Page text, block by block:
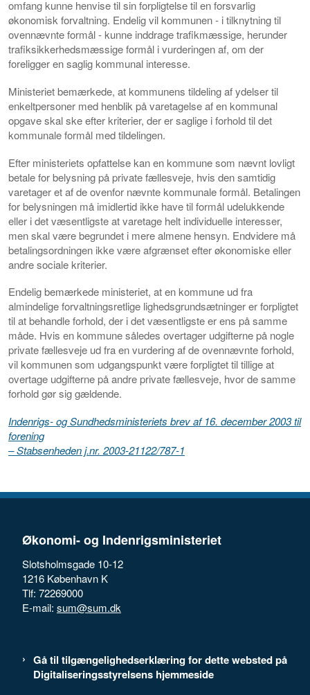
omfang kunne henvise til sin forpligtelse til en forsvarlig
økonomisk forvaltning. Endelig vil kommunen - i tilknytning til
ovennævnte formål - kunne inddrage trafikmæssige, herunder
trafiksikkerhedsmæssige formål i vurderingen af, om der
foreligger en saglig kommunal interesse.
Ministeriet bemærkede, at kommunens tildeling af ydelser til
enkeltpersoner med henblik på varetagelse af en kommunal
opgave skal ske efter kriterier, der er saglige i forhold til det
kommunale formål med tildelingen.
Efter ministeriets opfattelse kan en kommune som nævnt lovligt
betale for belysning på private fællesveje, hvis den samtidig
varetager et af de ovenfor nævnte kommunale formål. Betalingen
for belysningen må imidlertid ikke have til formål udelukkende
eller i det væsentligste at varetage helt individuelle interesser,
men skal være begrundet i mere almene hensyn. Endvidere må
betalingsordningen ikke være afgrænset efter økonomiske eller
andre sociale kriterier.
Endelig bemærkede ministeriet, at en kommune ud fra
almindelige forvaltningsretlige lighedsgrundsætninger er forpligtet
til at behandle forhold, der i det væsentligste er ens på samme
måde. Hvis en kommune således overtager udgifterne på nogle
private fællesveje ud fra en vurdering af de ovennævnte forhold,
vil kommunen som udgangspunkt være forpligtet til tillige at
overtage udgifterne på andre private fællesveje, hvor de samme
forhold gør sig gældende.
Indenrigs- og Sundhedsministeriets brev af 16. december 2003 til
forening
– Stabsenheden j.nr. 2003-21122/787-1
Økonomi- og Indenrigsministeriet
Slotsholmsgade 10-12
1216 København K
Tlf: 72269000
E-mail: sum@sum.dk
Gå til tilgængelighedserklæring for dette websted på
Digitaliseringsstyrelsens hjemmeside